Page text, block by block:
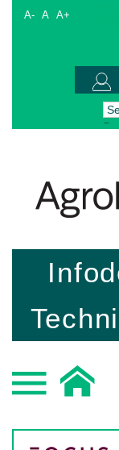
A- A A+